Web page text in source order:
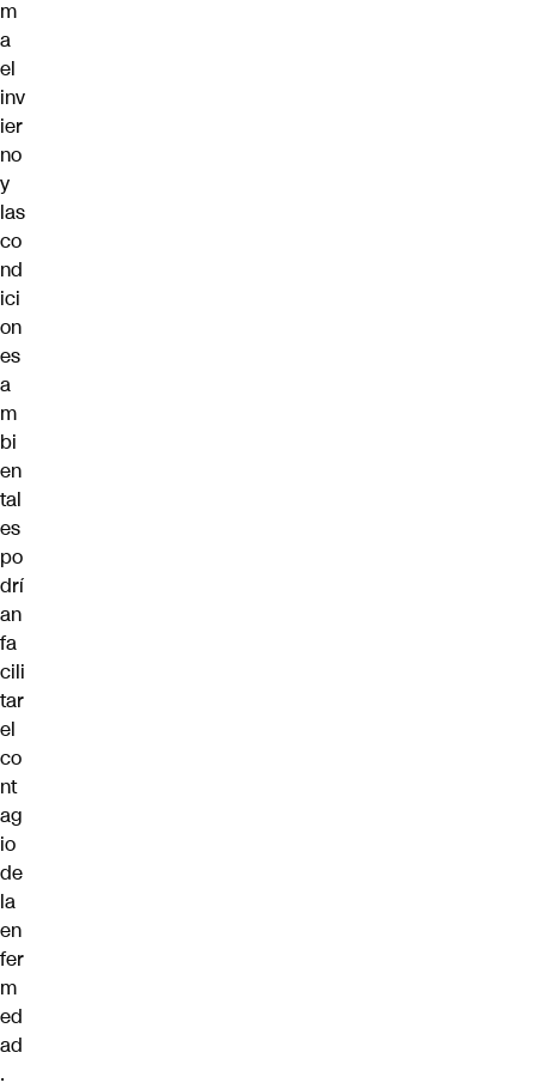
m
a
el
inv
ier
no
y
las
co
nd
ici
on
es
a
m
bi
en
tal
es
po
drí
an
fa
cili
tar
el
co
nt
ag
io
de
la
en
fer
m
ed
ad
.